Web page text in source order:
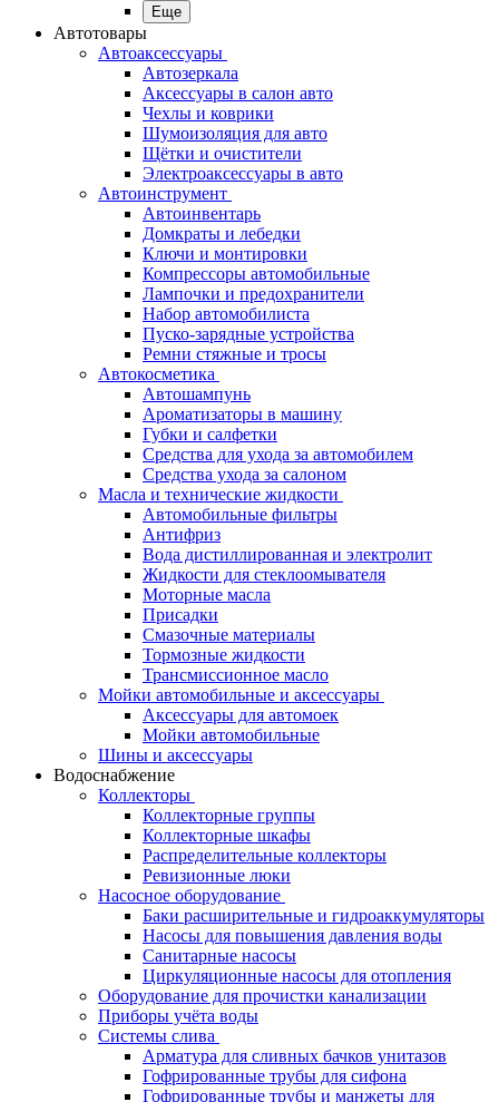
Еще
Автотовары
Автоаксессуары
Автозеркала
Аксессуары в салон авто
Чехлы и коврики
Шумоизоляция для авто
Щётки и очистители
Электроаксессуары в авто
Автоинструмент
Автоинвентарь
Домкраты и лебедки
Ключи и монтировки
Компрессоры автомобильные
Лампочки и предохранители
Набор автомобилиста
Пуско-зарядные устройства
Ремни стяжные и тросы
Автокосметика
Автошампунь
Ароматизаторы в машину
Губки и салфетки
Средства для ухода за автомобилем
Средства ухода за салоном
Масла и технические жидкости
Автомобильные фильтры
Антифриз
Вода дистиллированная и электролит
Жидкости для стеклоомывателя
Моторные масла
Присадки
Смазочные материалы
Тормозные жидкости
Трансмиссионное масло
Мойки автомобильные и аксессуары
Аксессуары для автомоек
Мойки автомобильные
Шины и аксессуары
Водоснабжение
Коллекторы
Коллекторные группы
Коллекторные шкафы
Распределительные коллекторы
Ревизионные люки
Насосное оборудование
Баки расширительные и гидроаккумуляторы
Насосы для повышения давления воды
Санитарные насосы
Циркуляционные насосы для отопления
Оборудование для прочистки канализации
Приборы учёта воды
Системы слива
Арматура для сливных бачков унитазов
Гофрированные трубы для сифона
Гофрированные трубы и манжеты для